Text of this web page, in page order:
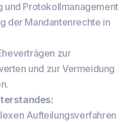
und Protokollmanagement
der Mandantenrechte in
zur
und zur Vermeidung
Aufteilungsverfahren